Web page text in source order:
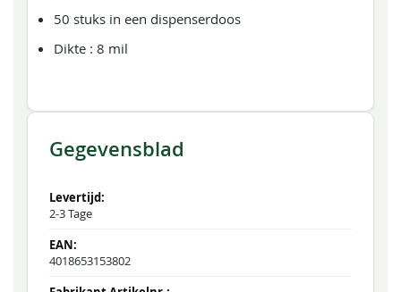
50 stuks in een dispenserdoos
Dikte : 8 mil
Gegevensblad
2-3 Tage
4018653153802